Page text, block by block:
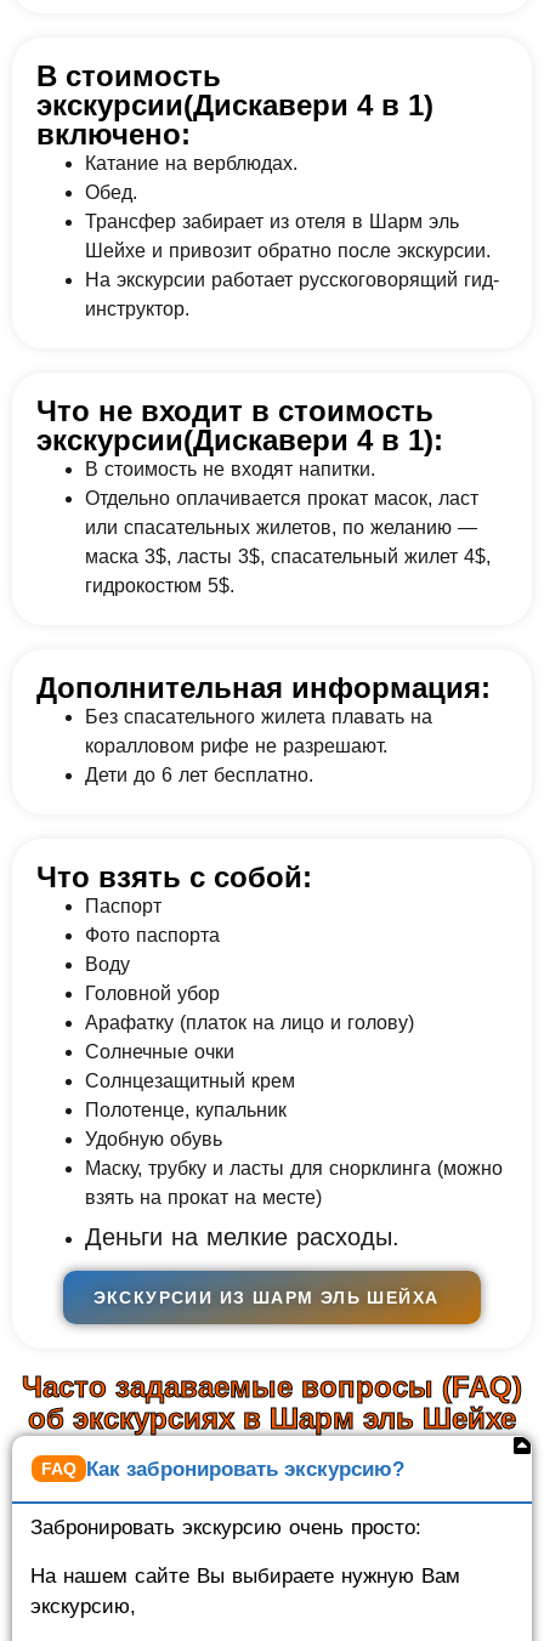
В стоимость
экскурсии(Дискавери 4 в 1)
включено:
Катание на верблюдах.
Обед.
Трансфер забирает из отеля в Шарм эль
Шейхе и привозит обратно после экскурсии.
На экскурсии работает русскоговорящий гид-
инструктор.
Что не входит в стоимость
экскурсии(Дискавери 4 в 1):
В стоимость не входят напитки.
Отдельно оплачивается прокат масок, ласт
или спасательных жилетов, по желанию —
маска 3$, ласты 3$, спасательный жилет 4$,
гидрокостюм 5$.
Дополнительная информация:
Без спасательного жилета плавать на
коралловом рифе не разрешают.
Дети до 6 лет бесплатно.
Что взять с собой:
Паспорт
Фото паспорта
Воду
Головной убор
Арафатку (платок на лицо и голову)
Солнечные очки
Солнцезащитный крем
Полотенце, купальник
Удобную обувь
Маску, трубку и ласты для снорклинга (можно
взять на прокат на месте)
Деньги на мелкие расходы.
ЭКСКУРСИИ ИЗ ШАРМ ЭЛЬ ШЕЙХА
Часто задаваемые вопросы (FAQ)
об экскурсиях в Шарм эль Шейхе
Как забронировать экскурсию?
Забронировать экскурсию очень просто:
На нашем сайте Вы выбираете нужную Вам
экскурсию,